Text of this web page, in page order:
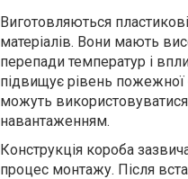
Виготовляються
матеріалів. Вони мають
перепади температур і
підвищує рівень
можуть
навантаженням.
Конструкція короба
процес монтажу. Після